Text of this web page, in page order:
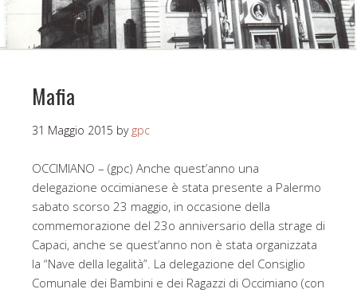
Mafia
31 Maggio 2015 by gpc
OCCIMIANO – (gpc) Anche quest’anno una
delegazione occimianese è stata presente a Palermo
sabato scorso 23 maggio, in occasione della
commemorazione del 23o anniversario della strage di
Capaci, anche se quest’anno non è stata organizzata
la “Nave della legalità”. La delegazione del Consiglio
Comunale dei Bambini e dei Ragazzi di Occimiano (con